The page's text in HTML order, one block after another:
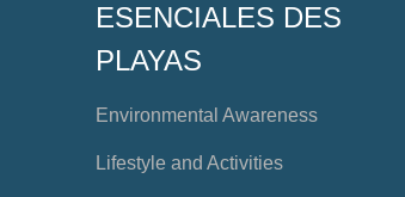
ESENCIALES DES
PLAYAS
Environmental Awareness
Lifestyle and Activities